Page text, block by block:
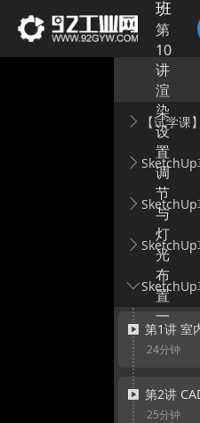
班
第
10
讲
渲
染
设
置
调
节
与
灯
光
布
置
一
【试学课
SketchUp
SketchUp
SketchUp
SketchUp
第1讲 室
24分钟
第2讲
25分钟